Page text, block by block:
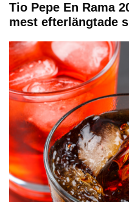
Tio Pepe En Rama
mest efterlängtade